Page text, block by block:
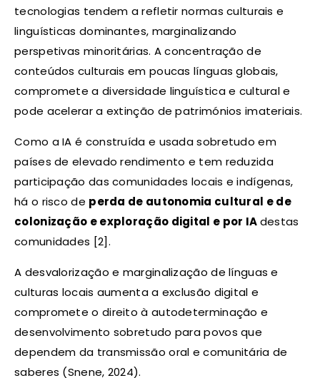
tecnologias tendem a refletir normas culturais e
linguísticas dominantes, marginalizando
perspetivas minoritárias. A concentração de
conteúdos culturais em poucas línguas globais,
compromete a diversidade linguística e cultural e
pode acelerar a extinção de patrimónios imateriais.​
Como a IA é construída e usada sobretudo em
países de elevado rendimento e tem reduzida
participação das comunidades locais e indígenas,
há o risco de perda de autonomia cultural e de
colonização e exploração digital e por IAdestas
comunidades [2].
A desvalorização e marginalização de línguas e
culturas locais aumenta a exclusão digital e
compromete o direito à autodeterminação e
desenvolvimento sobretudo para povos que
dependem da transmissão oral e comunitária de
saberes (Snene, 2024).